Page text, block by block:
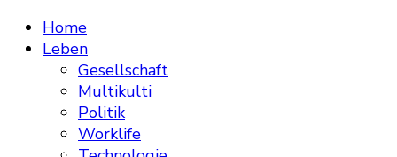
Something?
Home
Leben
Gesellschaft
Multikulti
Politik
Worklife